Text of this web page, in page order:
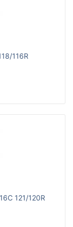
116R
121/120R